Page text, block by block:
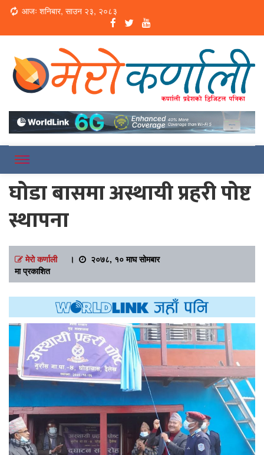
Loading...
आजः शनिबार, साउन २३, २०८३
Merokarnali
घोडा बासमा अस्थायी प्रहरी पोष्ट
स्थापना
मेरो कर्णाली।
२०७८, १० माघ सोमबार
मा प्रकाशित